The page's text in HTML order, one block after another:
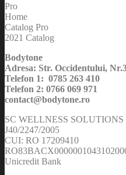
Pro
Home
Catalog Pro
2021 Catalog
Bodytone
Adresa: Str. Occidentului,
Telefon 1: 0785 263 410
Telefon 2: 0766 069 971
contact@bodytone.ro
SC WELLNESS SOLUTIONS
J40/2247/2005
CUI: RO 17209410
Unicredit Bank